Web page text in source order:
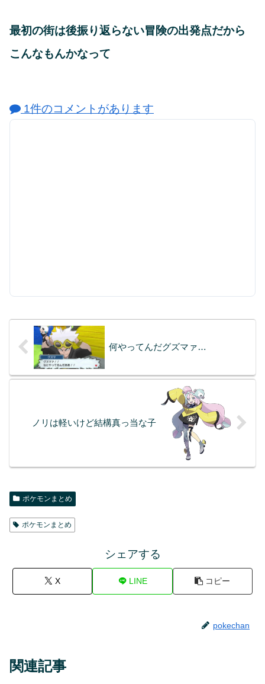
最初の街は後振り返らない冒険の出発点だから
こんなもんかなって
1件のコメントがあります
何やってんだグズマァ…
ノリは軽いけど結構真っ当な子
ポケモンまとめ
ポケモンまとめ
シェアする
X LINE コピー
pokechan
関連記事